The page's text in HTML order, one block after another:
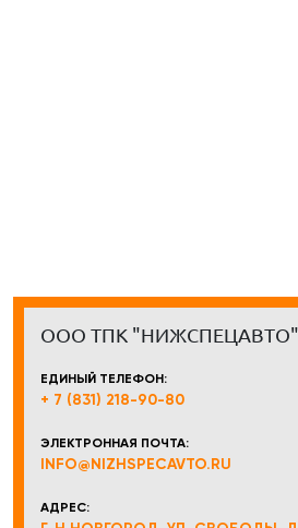
ООО ТПК "НИЖСПЕЦАВТО"
ЕДИНЫЙ ТЕЛЕФОН:
+ 7 (831) 218-90-80
ЭЛЕКТРОННАЯ ПОЧТА:
INFO@NIZHSPECAVTO.RU
АДРЕС: